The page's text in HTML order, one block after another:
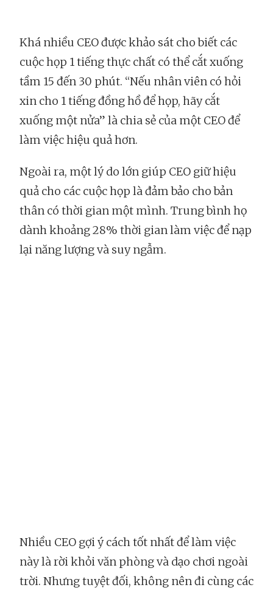
Khá nhiều CEO được khảo sát cho biết các
cuộc họp 1 tiếng thực chất có thể cắt xuống
tầm 15 đến 30 phút. “Nếu nhân viên có hỏi
xin cho 1 tiếng đồng hồ để họp, hãy cắt
xuống một nửa” là chia sẻ của một CEO để
làm việc hiệu quả hơn.
Ngoài ra, một lý do lớn giúp CEO giữ hiệu
quả cho các cuộc họp là đảm bảo cho bản
thân có thời gian một mình. Trung bình họ
dành khoảng 28% thời gian làm việc để nạp
lại năng lượng và suy ngẫm.
Nhiều CEO gợi ý cách tốt nhất để làm việc
này là rời khỏi văn phòng và dạo chơi ngoài
trời. Nhưng tuyệt đối, không nên đi cùng các